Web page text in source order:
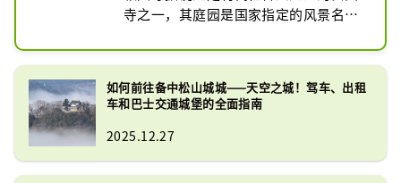
寺之一，其庭园是国家指定的风景名
堀远州建造的枯山水庭园，作为展现远
竣工于江户时代初期，保留了桃山时代
存下来，十分珍贵。
如何前往备中松山城城——天空之城！驾车、出租
车和巴士交通城堡的全面指南
2025.12.27